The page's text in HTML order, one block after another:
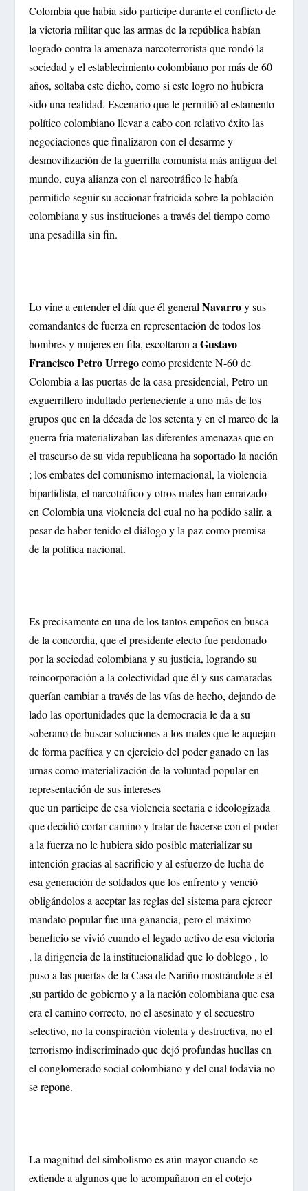
Colombia que había sido participe durante el conflicto de
la victoria militar que las armas de la república habían
logrado contra la amenaza narcoterrorista que rondó la
sociedad y el establecimiento colombiano por más de 60
años, soltaba este dicho, como si este logro no hubiera
sido una realidad. Escenario que le permitió al estamento
político colombiano llevar a cabo con relativo éxito las
negociaciones que finalizaron con el desarme y
desmovilización de la guerrilla comunista más antigua del
mundo, cuya alianza con el narcotráfico le había
permitido seguir su accionar fratricida sobre la población
colombiana y sus instituciones a través del tiempo como
una pesadilla sin fin.
Lo vine a entender el día que él generalNavarroy sus
comandantes de fuerza en representación de todos los
hombres y mujeres en fila, escoltaron aGustavo
Francisco Petro Urregocomo presidente N-60 de
Colombia a las puertas de la casa presidencial, Petro un
exguerrillero indultado perteneciente a uno más de los
grupos que en la década de los setenta y en el marco de la
guerra fría materializaban las diferentes amenazas que en
el trascurso de su vida republicana ha soportado la nación
; los embates del comunismo internacional, la violencia
bipartidista, el narcotráfico y otros males han enraizado
en Colombia una violencia del cual no ha podido salir, a
pesar de haber tenido el diálogo y la paz como premisa
de la política nacional.
Es precisamente en una de los tantos empeños en busca
de la concordia, que el presidente electo fue perdonado
por la sociedad colombiana y su justicia, logrando su
reincorporación a la colectividad que él y sus camaradas
querían cambiar a través de las vías de hecho, dejando de
lado las oportunidades que la democracia le da a su
soberano de buscar soluciones a los males que le aquejan
de forma pacífica y en ejercicio del poder ganado en las
urnas como materialización de la voluntad popular en
representación de sus intereses
que un participe de esa violencia sectaria e ideologizada
que decidió cortar camino y tratar de hacerse con el poder
a la fuerza no le hubiera sido posible materializar su
intención gracias al sacrificio y al esfuerzo de lucha de
esa generación de soldados que los enfrento y venció
obligándolos a aceptar las reglas del sistema para ejercer
mandato popular fue una ganancia, pero el máximo
beneficio se vivió cuando el legado activo de esa victoria
, la dirigencia de la institucionalidad que lo doblego , lo
puso a las puertas de la Casa de Nariño mostrándole a él
,su partido de gobierno y a la nación colombiana que esa
era el camino correcto, no el asesinato y el secuestro
selectivo, no la conspiración violenta y destructiva, no el
terrorismo indiscriminado que dejó profundas huellas en
el conglomerado social colombiano y del cual todavía no
se repone.
La magnitud del simbolismo es aún mayor cuando se
extiende a algunos que lo acompañaron en el cotejo